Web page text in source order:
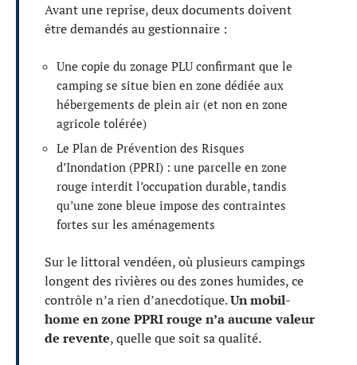
Avant une reprise, deux documents doivent
être demandés au gestionnaire :
Une copie du zonage PLU confirmant que le
camping se situe bien en zone dédiée aux
hébergements de plein air (et non en zone
agricole tolérée)
Le Plan de Prévention des Risques
d’Inondation (PPRI) : une parcelle en zone
rouge interdit l’occupation durable, tandis
qu’une zone bleue impose des contraintes
fortes sur les aménagements
Sur le littoral vendéen, où plusieurs campings
longent des rivières ou des zones humides, ce
contrôle n’a rien d’anecdotique.Un mobil-
home en zone PPRI rouge n’a aucune valeur
de revente, quelle que soit sa qualité.